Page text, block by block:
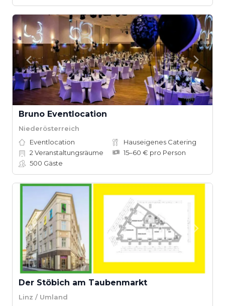
Bruno Eventlocation
Niederösterreich
Eventlocation
Hauseigenes Catering
2 Veranstaltungsräume
15–60 € pro Person
500 Gäste
Der Stöbich am Taubenmarkt
Linz / Umland